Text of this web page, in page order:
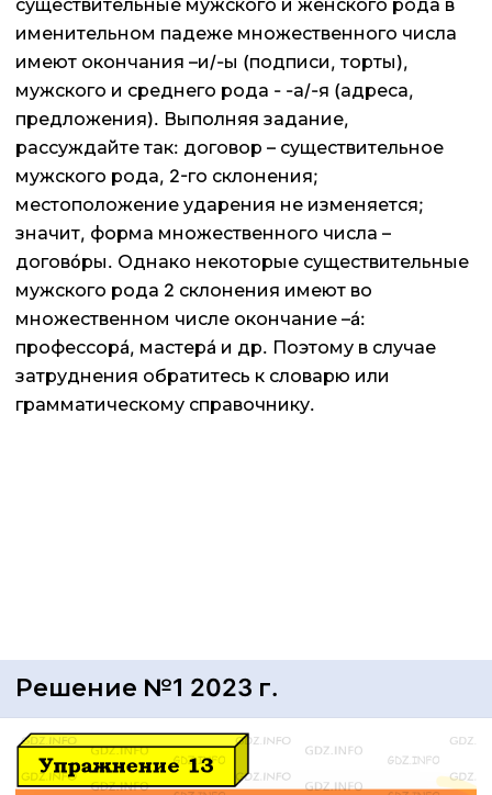
существительные мужского и женского рода в
именительном падеже множественного числа
имеют окончания –и/-ы (подписи, торты),
мужского и среднего рода - -а/-я (адреса,
предложения). Выполняя задание,
рассуждайте так: договор – существительное
мужского рода, 2-го склонения;
местоположение ударения не изменяется;
значит, форма множественного числа –
договóры. Однако некоторые существительные
мужского рода 2 склонения имеют во
множественном числе окончание –á:
профессорá, мастерá и др. Поэтому в случае
затруднения обратитесь к словарю или
грамматическому справочнику.
Решение №1 2023 г.